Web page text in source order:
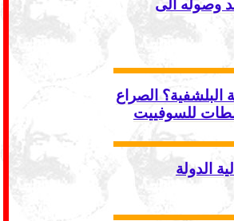
وصوله الى
الصراع
للسوفييت
الدولة